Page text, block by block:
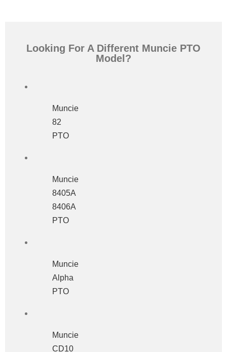
Looking For A Different Muncie PTO
Model?
Muncie
82
PTO
Muncie
8405A
8406A
PTO
Muncie
Alpha
PTO
Muncie
CD10